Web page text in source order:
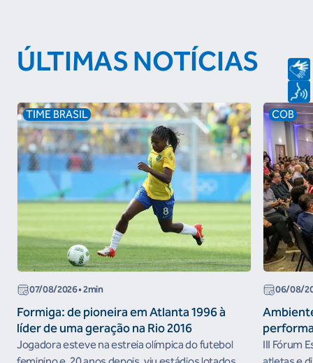
ÚLTIMAS NOTÍCIAS
TIME BRASIL
07/08/2026• 2min
Formiga: de pioneira em Atlanta 1996 à
líder de uma geração na Rio 2016
Jogadora esteve na estreia olímpica do futebol
COB
06/08/
III Fórum